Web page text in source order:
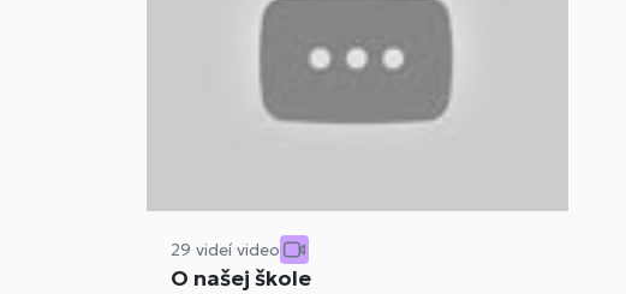
29 videí video
O našej škole